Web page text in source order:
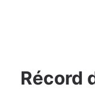
Récord